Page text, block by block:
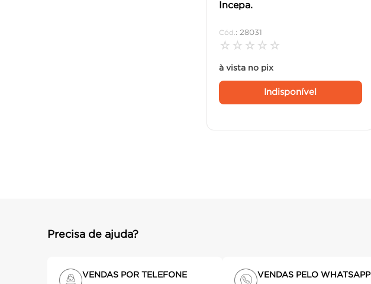
Incepa.
: 28031
☆ ☆ ☆ ☆ ☆
à vista no pix
Indisponível
Precisa de ajuda?
VENDAS POR TELEFONE VENDAS PELO WHATSAPP